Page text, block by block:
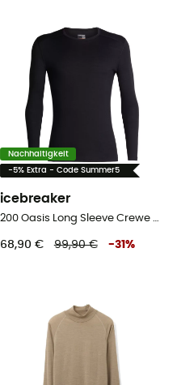
Nachhaltigkeit
-5% Extra - Code Summer5
icebreaker
200 Oasis Long Sleeve Crewe - Merinounterwäsche - Herren
68,90 € 99,90 € -31 %